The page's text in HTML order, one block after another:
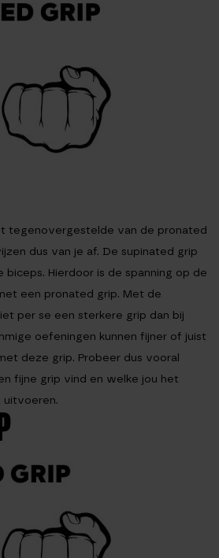
tegenovergestelde van de pronated
dus van je af. De supinated grip
biceps. Hierdoor is de spanning op de
een pronated grip. Met de
per se een sterkere grip dan bij
oefeningen kunnen fijner of juist
deze grip. Probeer dus vooral
fijne grip vind en welke jou het
uitvoeren.